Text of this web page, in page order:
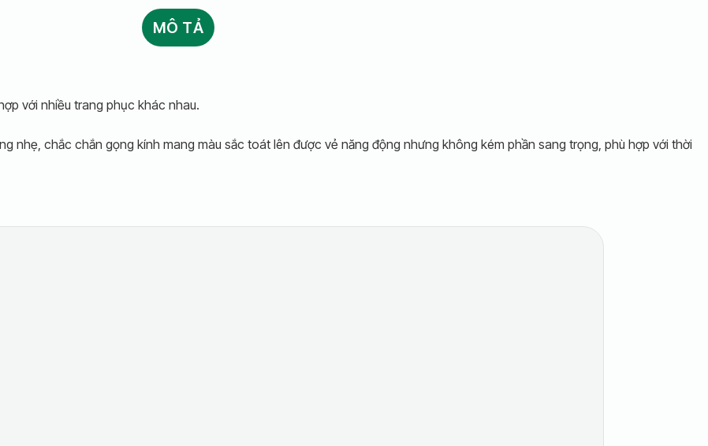
MÔ TẢ
với nhiều trang phục khác nhau.
nhẹ, chắc chắn gọng kính mang màu sắc toát lên được vẻ năng động nhưng không kém phần sang trọng, phù hợp với thời